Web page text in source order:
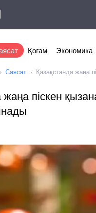
Қоғам Экономика
Саясат Қазақстанда жаңа
жаңа піскен